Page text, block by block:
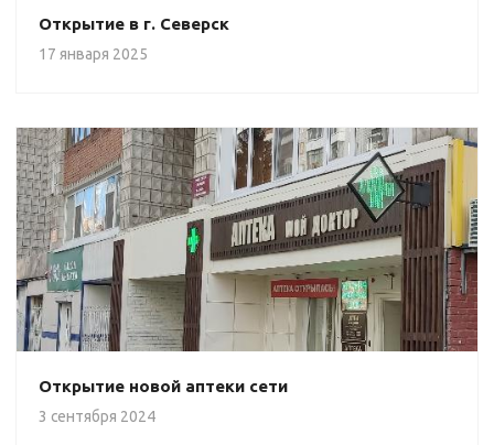
Открытие в г. Северск
17 января 2025
Открытие новой аптеки сети
3 сентября 2024